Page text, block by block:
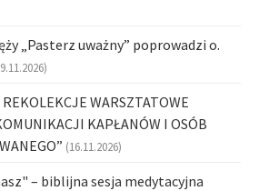
„Pasterz uważny” poprowadzi o.
WARSZTATOWE
KAPŁANÓW I OSÓB
(16.11.2026)
– biblijna sesja medytacyjna